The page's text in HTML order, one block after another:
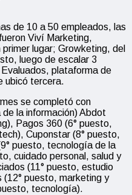
de 10 a 50 empleados, las
Viví Marketing,
lugar; Growketing, del
luego de escalar 3
plataforma de
ubicó tercera.
se completó con
la información) Abdot
Pagos 360 (6° puesto,
Cuponstar (8° puesto,
puesto, tecnología de la
cuidado personal, salud y
(11° puesto, estudio
puesto, marketing y
tecnología).